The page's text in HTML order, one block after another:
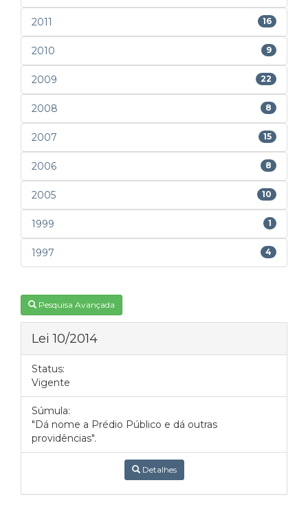
2011 16
2010 9
2009 22
2008 8
2007 15
2006 8
2005 10
1999 1
1997 4
Pesquisa Avançada
Lei 10/2014
Status:
Vigente
Súmula:
"Dá nome a Prédio Público e dá outras
providências".
Detalhes